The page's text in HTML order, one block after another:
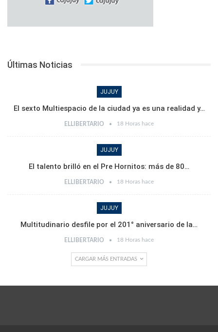
Últimas Noticias
JUJUY
El sexto Multiespacio de la ciudad ya es una realidad y…
ELLIBERTARIO 18 Horas hace
JUJUY
El talento brilló en el Pre Hornitos: más de 80…
ELLIBERTARIO 18 Horas hace
JUJUY
Multitudinario desfile por el 201° aniversario de la…
ELLIBERTARIO 18 Horas hace
CARGAR MÁS ENTRADAS